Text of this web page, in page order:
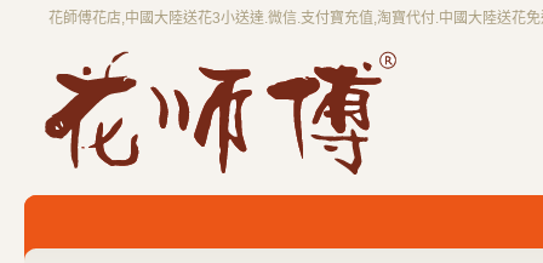
花師傅花店,中國大陸送花3小送達.微信.支付寶充值,淘寶代付.中國大陸送花